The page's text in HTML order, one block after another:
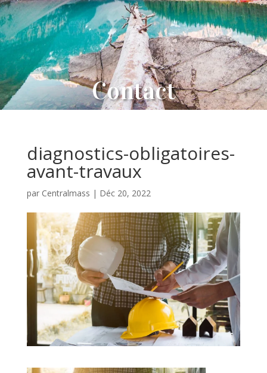
Contact
diagnostics-obligatoires-
avant-travaux
par Centralmass | Déc 20, 2022